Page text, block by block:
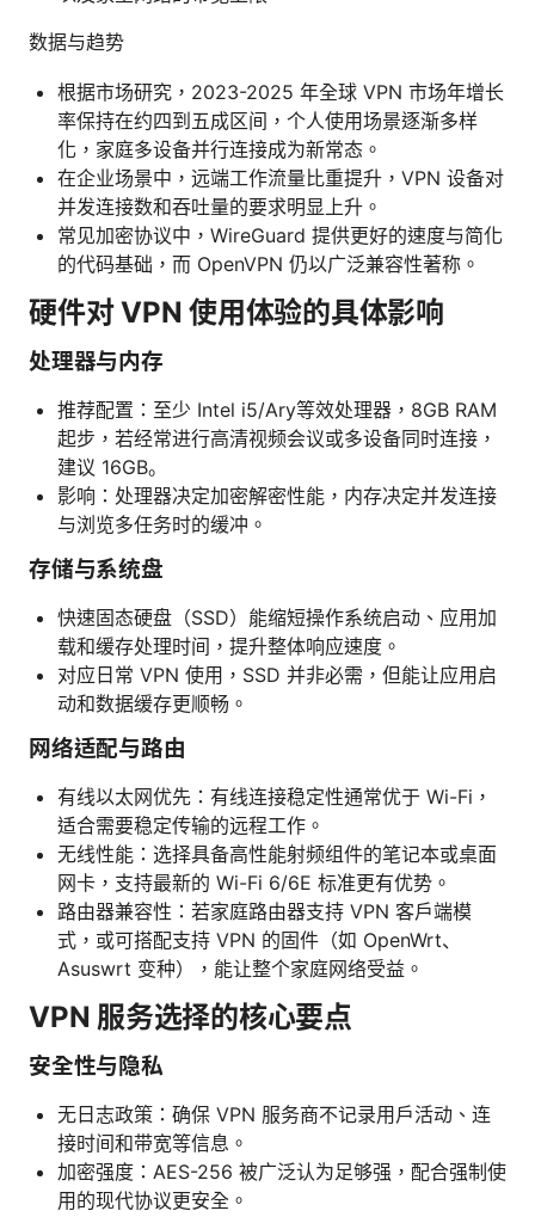
数据与趋势
根据市场研究，2023-2025 年全球 VPN 市场年增长
率保持在约四到五成区间，个人使用场景逐渐多样
化，家庭多设备并行连接成为新常态。
在企业场景中，远端工作流量比重提升，VPN 设备对
并发连接数和吞吐量的要求明显上升。
常见加密协议中，WireGuard 提供更好的速度与简化
的代码基础，而 OpenVPN 仍以广泛兼容性著称。
硬件对 VPN 使用体验的具体影响
处理器与内存
推荐配置：至少 Intel i5/Ary等效处理器，8GB RAM
起步，若经常进行高清视频会议或多设备同时连接，
建议 16GB。
影响：处理器决定加密解密性能，内存决定并发连接
与浏览多任务时的缓冲。
存储与系统盘
快速固态硬盘（SSD）能缩短操作系统启动、应用加
载和缓存处理时间，提升整体响应速度。
对应日常 VPN 使用，SSD 并非必需，但能让应用启
动和数据缓存更顺畅。
网络适配与路由
有线以太网优先：有线连接稳定性通常优于 Wi-Fi，
适合需要稳定传输的远程工作。
无线性能：选择具备高性能射频组件的笔记本或桌面
网卡，支持最新的 Wi-Fi 6/6E 标准更有优势。
路由器兼容性：若家庭路由器支持 VPN 客户端模
式，或可搭配支持 VPN 的固件（如 OpenWrt、
Asuswrt 变种），能让整个家庭网络受益。
VPN 服务选择的核心要点
安全性与隐私
无日志政策：确保 VPN 服务商不记录用户活动、连
接时间和带宽等信息。
加密强度：AES-256 被广泛认为足够强，配合强制使
用的现代协议更安全。